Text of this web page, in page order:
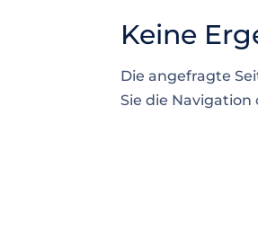
Keine
Die angefragte
Sie die